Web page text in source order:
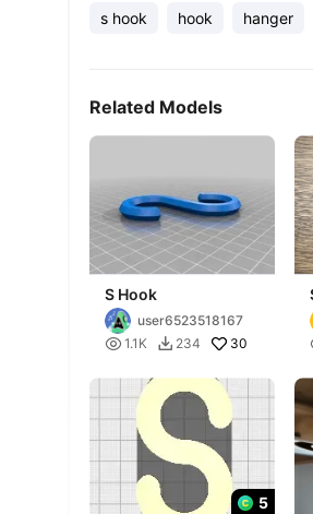
s hook hook hanger
Related Models
S Hook
user6523518167
 1.1K  234 30
5